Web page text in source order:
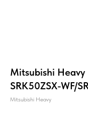
Mitsubishi
SRK50ZSX-WF/
Mitsubishi Heavy